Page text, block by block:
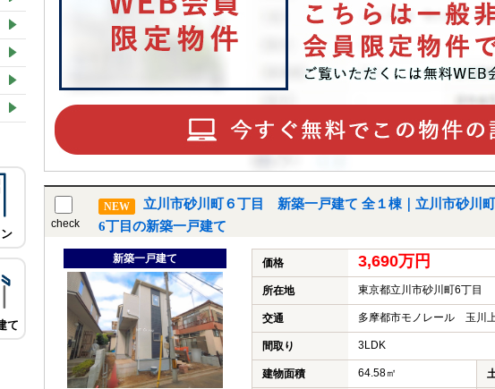
check
NEW
立川市砂川町６丁目 新築一戸建て 全１棟｜立川市砂川町
6丁目の新築一戸建て
新築一戸建て 価格 3,690万円
所在地 東京都立川市砂川町6丁目
交通 多摩都市モノレール 玉川
間取り 3LDK
建物面積 64.58㎡
て